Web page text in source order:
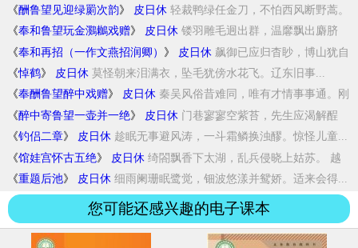
《酬鲁望见迎绿罽次韵》 皮日休 轻裁鸭绿任金刀，不怕西风断野蒿。
酬赠既无...
《奉和鲁望玩金鸂鶒戏赠》 皮日休 镂羽雕毛迥出群，温黁飘出麝脐
熏。夜来曾吐...
《奉和再招（一作文燕招润卿） 》 皮日休 飙御已应归杳眇，博山犹自
对氛氲。不知入夜...
《悼鹤》 皮日休 莫怪朝来泪满衣，坠毛犹傍水花飞。辽东旧事...
《奉酬鲁望醉中戏赠》 皮日休 秦吴风俗昔难同，唯有才情事事通。刚
恋水云...
《醉中寄鲁望一壶并一绝》 皮日休 门巷寥寥空紫苔，先生应渴解酲
杯。醉中不得...
《钓侣二章》 皮日休 趁眠无事避风涛，一斗霜鳞换浊醪。惊怪儿童...
《馆娃宫怀古五绝》 皮日休 绮閤飘香下太湖，乱兵侵晓上姑苏。 越
王大...
《重题后池》 皮日休 细雨阑珊眠鹭觉，钿波悠漾并鸳娇。适来会得...
您可能还感兴趣的电子课本